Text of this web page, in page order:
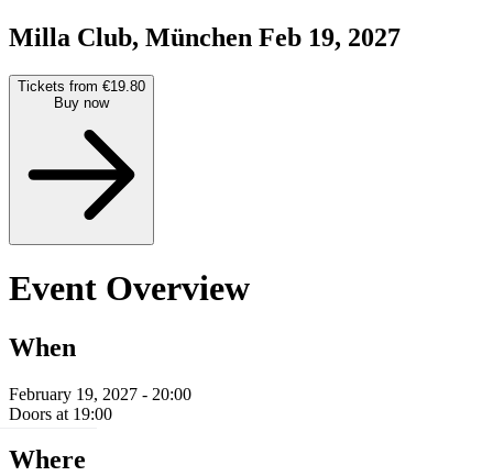
Milla Club, München Feb 19, 2027
Tickets from €19.80
Buy now
Event Overview
When
February 19, 2027 - 20:00
Doors at 19:00
Where